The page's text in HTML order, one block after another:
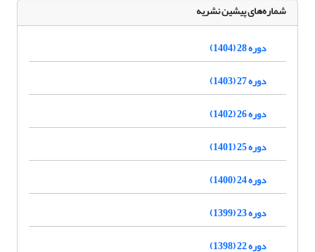
شماره‌های پیشین نشریه
دوره 28 (1404)
دوره 27 (1403)
دوره 26 (1402)
دوره 25 (1401)
دوره 24 (1400)
دوره 23 (1399)
دوره 22 (1398)